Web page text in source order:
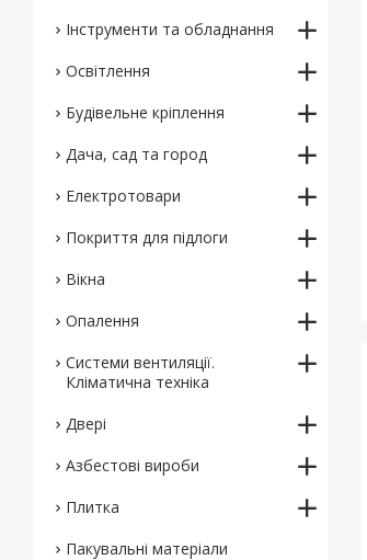
Інструменти та обладнання
Освітлення
Будівельне кріплення
Дача, сад та город
Електротовари
Покриття для підлоги
Вікна
Опалення
Системи вентиляції.
Кліматична техніка
Двері
Азбестові вироби
Плитка
Пакувальні матеріали